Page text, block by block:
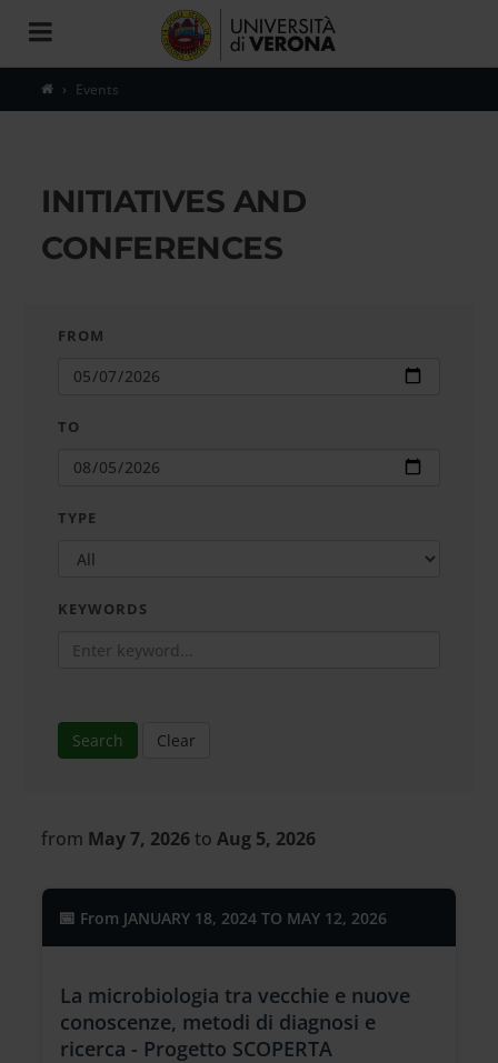
Toggle
navigation
Events
INITIATIVES AND
CONFERENCES
FROM
TO
TYPE
KEYWORDS
Search Clear
from May 7, 2026 toAug 5, 2026
From JANUARY 18, 2024 TO MAY 12, 2026
La microbiologia tra vecchie e nuove
conoscenze, metodi di diagnosi e
ricerca - Progetto SCOPERTA